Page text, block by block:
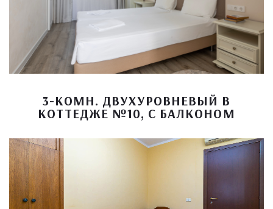
3-КОМН. ДВУХУРОВНЕВЫЙ В
КОТТЕДЖЕ №10, С БАЛКОНОМ